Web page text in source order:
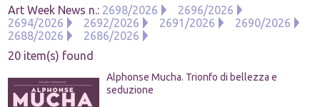
Art Week News n.: 2698/2026
2696/2026
2694/2026
2692/2026 2691/2026
2690/2026
2688/2026
2686/2026
20 item(s) found
Alphonse Mucha. Trionfo di bellezza e
seduzione